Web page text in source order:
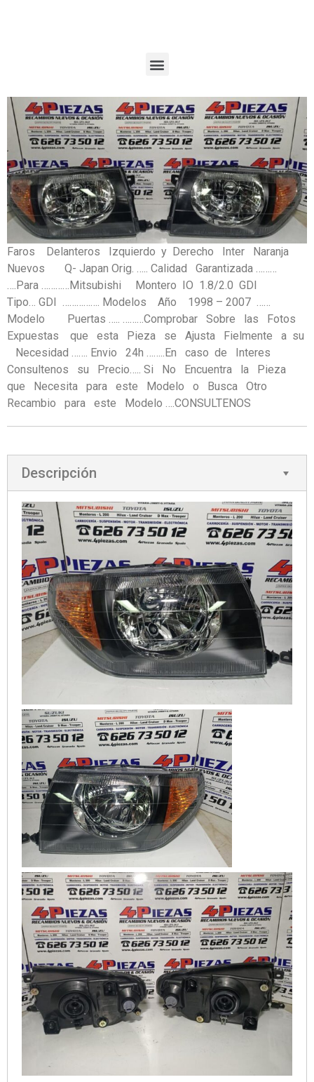
Faros Delanteros Izquierdo y Derecho Inter Naranja
Nuevos Q- Japan Orig. ….. Calidad Garantizada ………
….Para …………Mitsubishi Montero IO 1.8/2.0 GDI
Tipo… GDI ……………. Modelos Año 1998 – 2007 ……
Modelo Puertas ….. ………Comprobar Sobre las Fotos
Expuestas que esta Pieza se Ajusta Fielmente a su
Necesidad ……. Envio 24h ……..En caso de Interes
Consultenos su Precio….. Si No Encuentra la Pieza
que Necesita para este Modelo o Busca Otro
Recambio para este Modelo ….CONSULTENOS
Descripción